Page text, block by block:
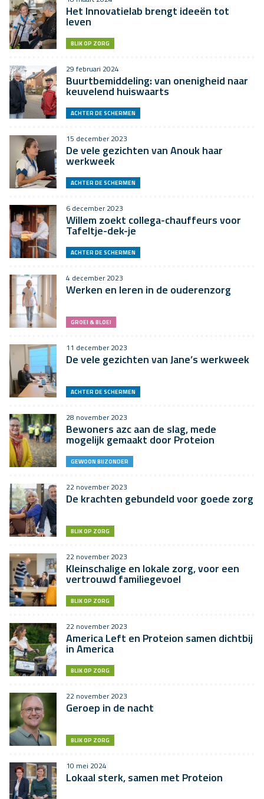
Het Innovatielab brengt ideeën tot
leven
BLIK OP ZORG
29 februari 2024
Buurtbemiddeling: van onenigheid naar
keuvelend huiswaarts
ACHTER DE SCHERMEN
15 december 2023
De vele gezichten van Anouk haar
werkweek
ACHTER DE SCHERMEN
6 december 2023
Willem zoekt collega-chauffeurs voor
Tafeltje-dek-je
ACHTER DE SCHERMEN
4 december 2023
Werken en leren in de ouderenzorg
GROEI & BLOEI
11 december 2023
De vele gezichten van Jane’s werkweek
ACHTER DE SCHERMEN
28 november 2023
Bewoners azc aan de slag, mede
mogelijk gemaakt door Proteion
GEWOON BIJZONDER
22 november 2023
De krachten gebundeld voor goede zorg
BLIK OP ZORG
22 november 2023
Kleinschalige en lokale zorg, voor een
vertrouwd familiegevoel
BLIK OP ZORG
22 november 2023
America Left en Proteion samen dichtbij
in America
BLIK OP ZORG
22 november 2023
Geroep in de nacht
BLIK OP ZORG
10 mei 2024
Lokaal sterk, samen met Proteion